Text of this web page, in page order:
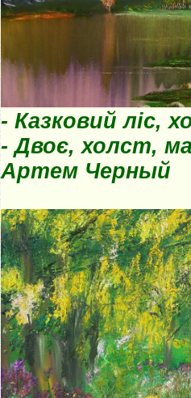
- Казковий лic,
- Двоє, холст,
Артем Черный